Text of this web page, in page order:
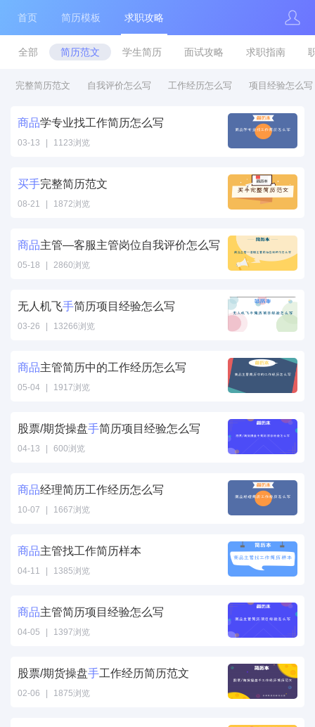
首页 简历模板 求职攻略
全部 简历范文 学生简历 面试攻略 求职指南
完整简历范文 自我评价怎么写 工作经历怎么写 项目经验怎么写
商品学专业找工作简历怎么写
03-13 1123浏览
作简历怎么写"
/>
买手完整简历范文
08-21 1872浏览
文" />
商品主管—客服主管岗位自我评价怎么写
05-18 2860浏览
主管岗位自我评
价怎么写" />
无人机飞手简历项目经验怎么写
03-26 13266浏览
怎么写" />
商品主管简历中的工作经历怎么写
05-04 1917浏览
的工作经历怎么
写" />
股票/期货操盘手简历项目经验怎么写
04-13 600浏览
怎么写" />
商品经理简历工作经历怎么写
10-07 1667浏览
作经历怎么写"
/>
商品主管找工作简历样本
04-11 1385浏览
简历样本" />
商品主管简历项目经验怎么写
04-05 1397浏览
目经验怎么写"
/>
股票/期货操盘手工作经历简历范文
02-06 1875浏览